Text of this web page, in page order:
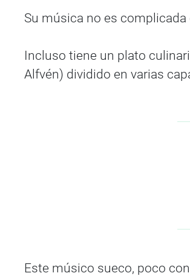
Su música no es
Incluso tiene un plato
Alfvén) dividido en varias
Este músico sueco, poco